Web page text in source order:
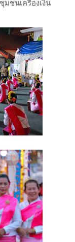
ชนเครื่องเงิน